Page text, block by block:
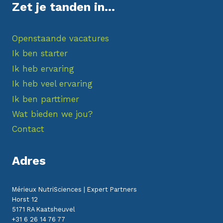
Zet je tanden in...
Openstaande vacatures
Ik ben starter
Ik heb ervaring
Ik heb veel ervaring
Ik ben parttimer
Wat bieden we jou?
Contact
Adres
Mérieux NutriSciences | Expert Partners
Horst 12
5171 RA Kaatsheuvel
+31 6 26 14 76 77